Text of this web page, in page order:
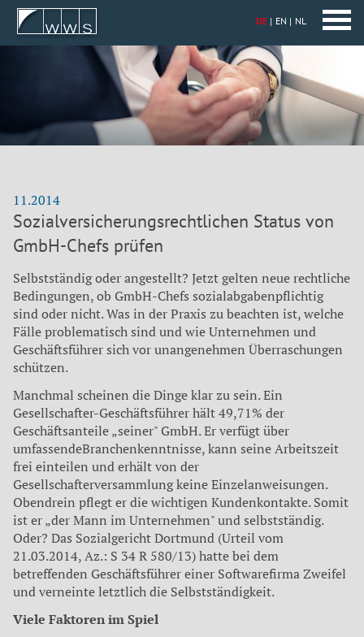
DE EN NL
11.2014
Sozialversicherungsrechtlichen Status von
GmbH-Chefs prüfen
Selbstständig oder angestellt? Jetzt gelten neue rechtliche
Bedingungen, ob GmbH-Chefs sozialabgabenpflichtig
sind oder nicht. Was in der Praxis zu beachten ist, welche
Fälle problematisch sind und wie Unternehmen und
Geschäftsführer sich vor unangenehmen Überraschungen
schützen.
Manchmal scheinen die Dinge klar zu sein. Ein
Gesellschafter-Geschäftsführer hält 49,71% der
Geschäftsanteile „seiner" GmbH. Er verfügt über
umfassendeBranchenkenntnisse, kann seine Arbeitszeit
frei einteilen und erhält von der
Gesellschafterversammlung keine Einzelanweisungen.
Obendrein pflegt er die wichtigen Kundenkontakte. Somit
ist er „der Mann im Unternehmen" und selbstständig.
Oder? Das Sozialgericht Dortmund (Urteil vom
21.03.2014, Az.: S 34 R 580/13) hatte bei dem
betreffenden Geschäftsführer einer Softwarefirma Zweifel
und verneinte letztlich die Selbstständigkeit.
Viele Faktoren im Spiel